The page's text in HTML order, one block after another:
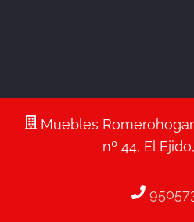
Muebles
nº 44, El